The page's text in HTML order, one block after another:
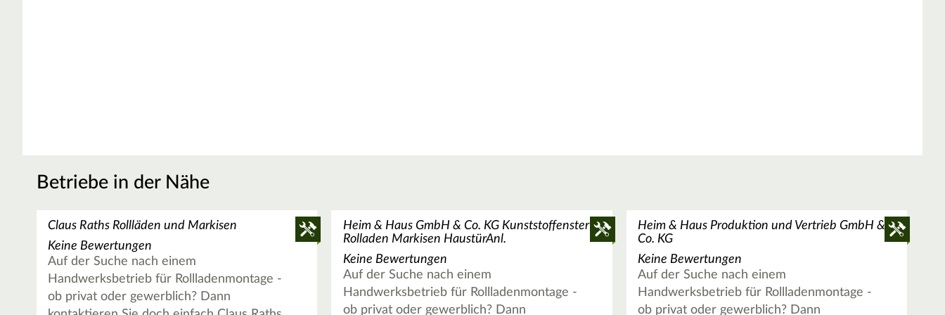
Betriebe in der Nähe
Claus Raths Rollläden und Markisen
Keine Bewertungen
Auf der Suche nach einem
Handwerksbetrieb für Rollladenmontage -
ob privat oder gewerblich? Dann
Heim & Haus GmbH & Co. KG Kunststoffenster
Rolladen Markisen HaustürAnl.
Keine Bewertungen
Auf der Suche nach einem
Handwerksbetrieb für Rollladenmontage -
ob privat oder gewerblich? Dann
Heim & Haus Produktion und Vertrieb GmbH &
Co. KG
Keine Bewertungen
Auf der Suche nach einem
Handwerksbetrieb für Rollladenmontage -
ob privat oder gewerblich? Dann